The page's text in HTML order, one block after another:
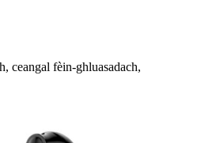
ceangal fèin-ghluasadach,